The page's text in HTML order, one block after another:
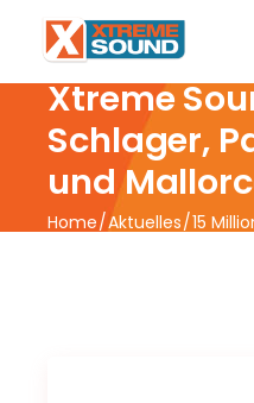
Xtreme
Schlager,
und
Home Aktuelles 15